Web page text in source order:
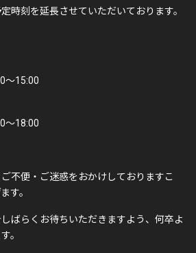
時刻を延長させていただいております。
〜15:00
〜18:00
不便・ご迷惑をおかけしておりますこ
す。
ばらくお待ちいただきますよう、何卒よ
。